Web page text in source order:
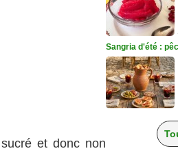
et donc non
Sangria d'été :